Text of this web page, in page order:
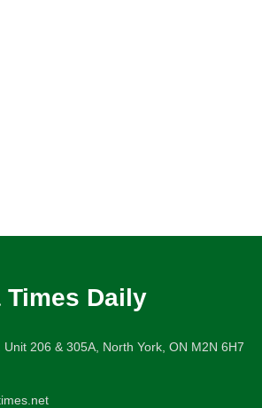
Times Daily
206 & 305A, North York, ON M2N 6H7